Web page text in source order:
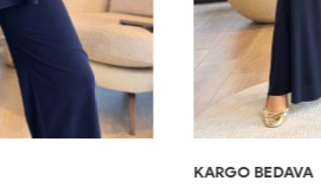
KARGO BEDAVA